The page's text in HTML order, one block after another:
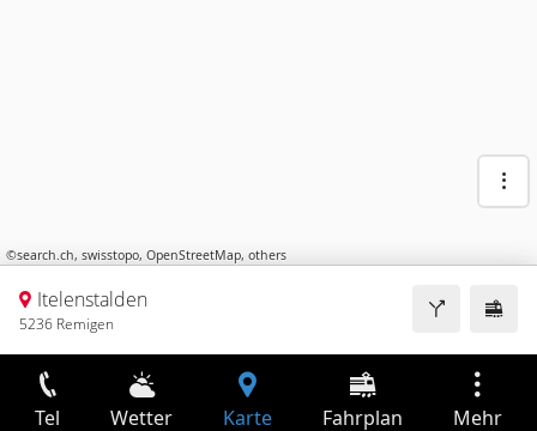
©search.ch, swisstopo, OpenStreetMap, others
Itelenstalden
5236 Remigen
Tel Wetter Karte Fahrplan Mehr